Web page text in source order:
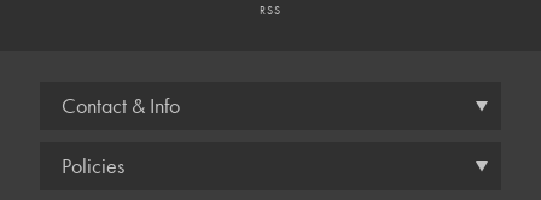
RSS
Contact & Info
Policies